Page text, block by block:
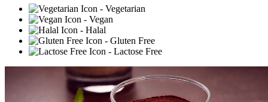
- Vegetarian
- Vegan
- Halal
- Gluten Free
- Lactose Free